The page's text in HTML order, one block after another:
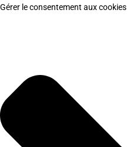
Gérer le consentement aux cookies